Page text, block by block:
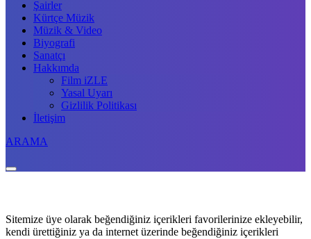
Şairler
Kürtçe Müzik
Müzik & Video
Biyografi
Sanatçı
Hakkımda
Film iZLE
Yasal Uyarı
Gizlilik Politikası
İletişim
ARAMA
Sitemize üye olarak beğendiğiniz içerikleri favorilerinize ekleyebilir,
kendi ürettiğiniz ya da internet üzerinde beğendiğiniz içerikleri